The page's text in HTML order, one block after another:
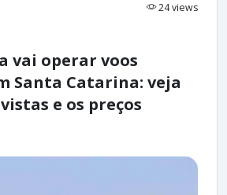
24 views
vai operar voos
Santa Catarina: veja
e os preços